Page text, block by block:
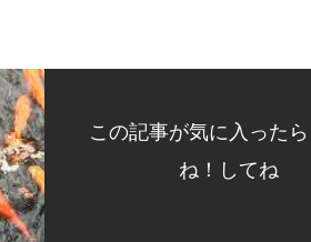
この記事が気に入った
ね！してね